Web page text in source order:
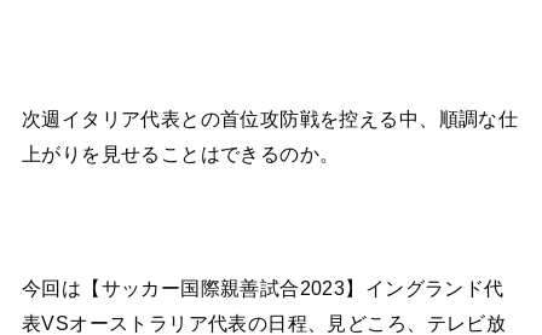
次週イタリア代表との首位攻防戦を控える中、順調な仕
上がりを見せることはできるのか。
今回は【サッカー国際親善試合2023】イングランド代
表VSオーストラリア代表の日程、見どころ、テレビ放